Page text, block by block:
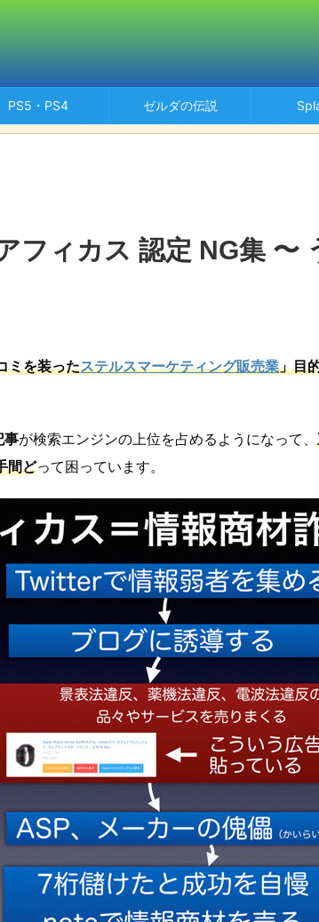
PS5・PS4 ゼルダの伝説
フィカス 認定 NG集 〜
ミを装ったステルスマーケティング販売業」目
事が検索エンジンの上位を占めるようになって、
間どって困っています。